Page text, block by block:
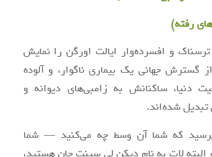
و افسرده‌وار ایالت اورگن را نمایش
جهانی یک بیماری ناگوار، و آلوده
دنیا، ساکنانش به زامبی‌های دیوانه و
شده‌اند.
که شما آن وسط چه می‌کنید — شما
البته لات به نام دیکن لی سینت جان هستید،